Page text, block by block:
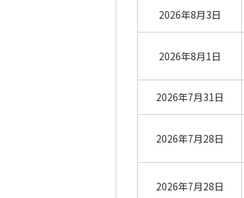
2026年8月3日
2026年8月1日
2026年7月31日
2026年7月28日
2026年7月28日